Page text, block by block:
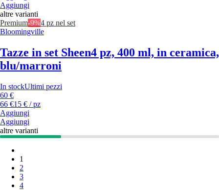
Aggiungi
altre varianti
Premium-9%4 pz nel set
Bloomingville
Tazze in set Sheen4 pz, 400 ml, in ceramica,
blu/marroni
In stockUltimi pezzi
60 €
66 €15 € / pz
Aggiungi
Aggiungi
altre varianti
1
2
3
4